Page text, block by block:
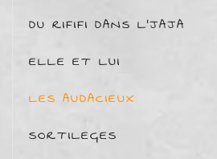
DU RIFIFI DANS L'JAJA
ELLE ET LUI
LES AUDACIEUX
SORTILEGES